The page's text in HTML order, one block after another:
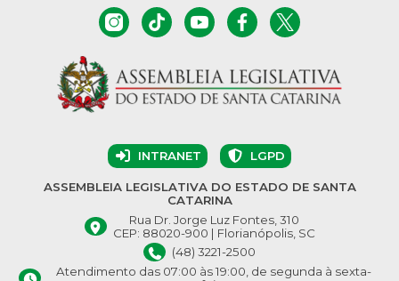
INTRANET LGPD
ASSEMBLEIA LEGISLATIVA DO ESTADO DE SANTA
CATARINA
Rua Dr. Jorge Luz Fontes, 310
CEP: 88020-900 | Florianópolis, SC
(48) 3221-2500
Atendimento das 07:00 às 19:00, de segunda à sexta-